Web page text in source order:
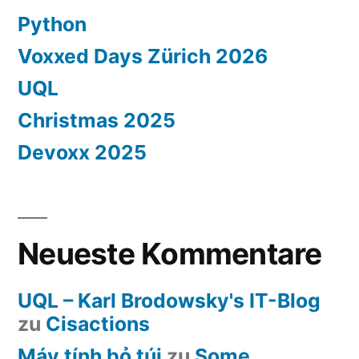
Python
Voxxed Days Zürich 2026
UQL
Christmas 2025
Devoxx 2025
Neueste Kommentare
UQL – Karl Brodowsky's IT-Blog
zu Cisactions